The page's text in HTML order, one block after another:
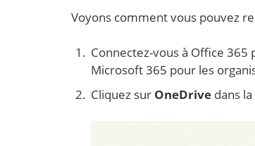
Voyons comment vous pouvez
Connectez-vous à Office
Microsoft 365 pour les
Cliquez sur OneDrivedans la